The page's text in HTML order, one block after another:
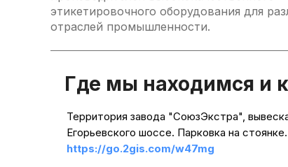
этикетировочного оборудования для
отраслей промышленности.
Территория завода "СоюзЭкстра",
Егорьевского шоссе. Парковка на
https://go.2gis.com/w47mg
Где мы находимся и